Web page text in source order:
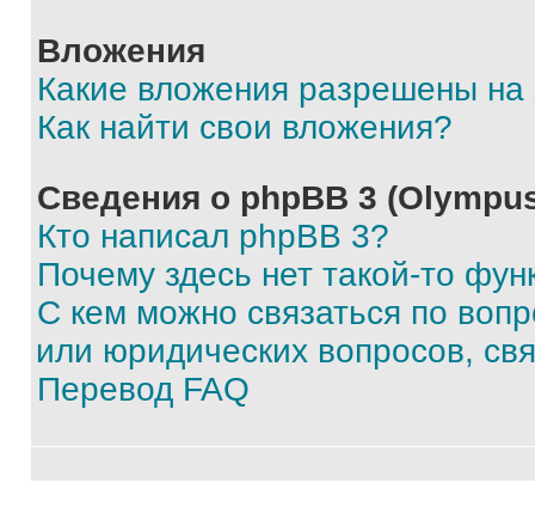
Вложения
Какие вложения разрешены
Как найти свои вложения?
Сведения о phpBB 3
Кто написал phpBB 3?
Почему здесь нет такой-то
С кем можно связаться по
или юридических вопросов,
Перевод FAQ